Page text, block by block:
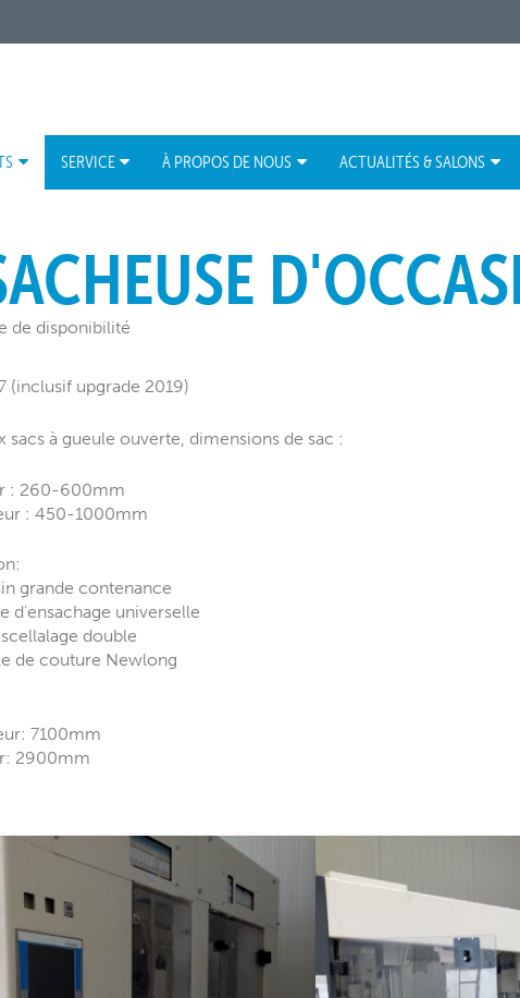
SERVICE À PROPOS DE NOUS ACTUALITÉS & SALONS
de disponibilité
(inclusif upgrade 2019)
sacs à gueule ouverte, dimensions de sac :
: 260-600mm
: 450-1000mm
grande contenance
d'ensachage universelle
double
de couture Newlong
7100mm
2900mm